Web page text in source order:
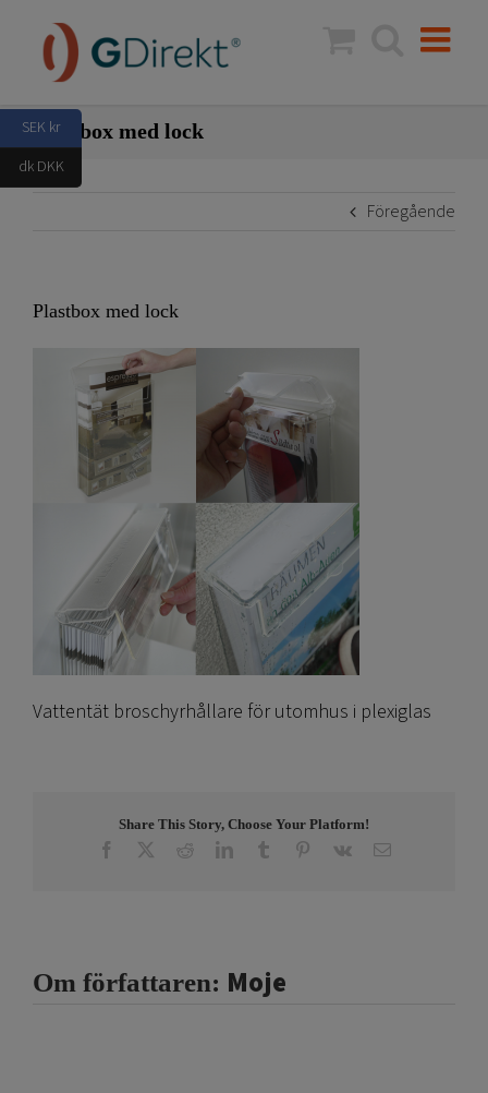
innehållet
Plastbox med lock
Föregående
Plastbox med lock
Vattentät broschyrhållare för utomhus i plexiglas
Share This Story, Choose Your Platform!
Facebook RedditLinkedInTumblr Pinterest
Vk E-
Om författaren: Moje
SEK kr
dk DKK